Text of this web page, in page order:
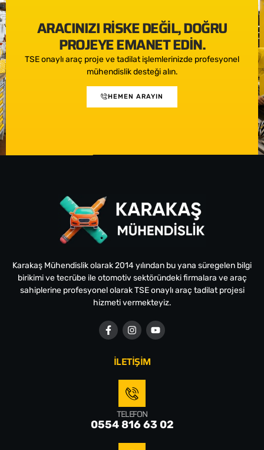
ARACINIZI RISKE DEĞIL, DOĞRU
PROJEYE EMANET EDIN.
TSE onaylı araç proje ve tadilat işlemlerinizde profesyonel
mühendislik desteği alın.
HEMEN ARAYIN
Karakaş Mühendislik olarak 2014 yılından bu yana süregelen bilgi
birikimi ve tecrübe ile otomotiv sektöründeki firmalara ve araç
sahiplerine profesyonel olarak TSE onaylı araç tadilat projesi
hizmeti vermekteyiz.
İLETİŞİM
TELEFON
0554 816 63 02